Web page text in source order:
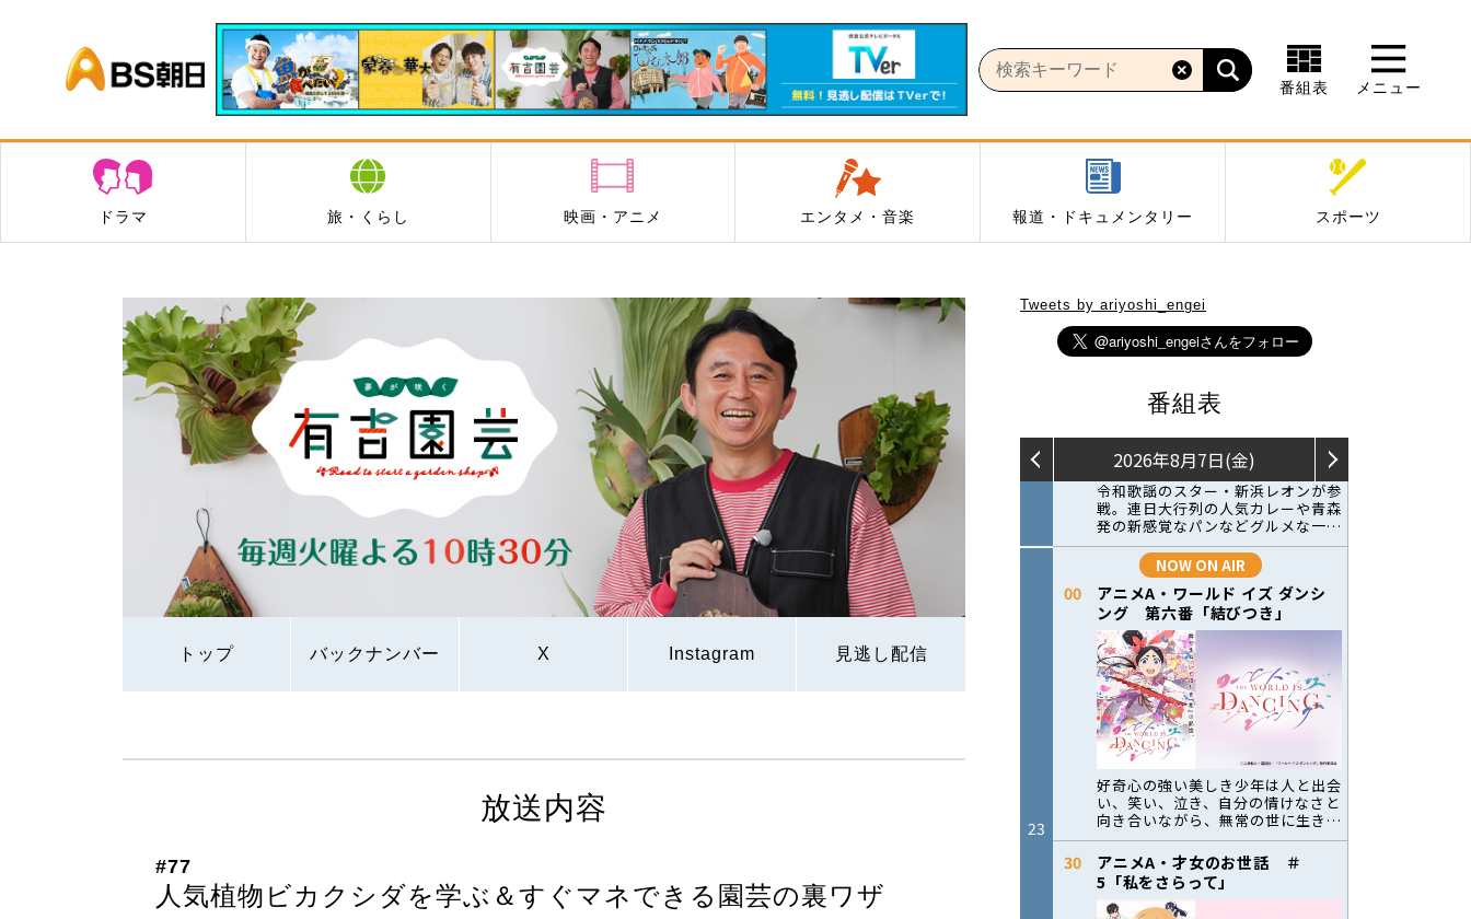
BS朝日
番組表 メニュー
ドラマ 旅・くらし 映画・アニメ エンタメ・音楽 報道・ドキュメンタリー スポーツ
トップ バックナンバー X Instagram 見逃し配信
Tweets by ariyoshi_engei
番組表
放送内容
#77
人気植物ビカクシダを学ぶ＆すぐマネできる園芸の裏ワザ